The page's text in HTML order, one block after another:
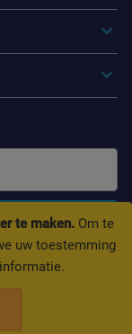
te maken. Om te
uw toestemming
.
All rights reserved.